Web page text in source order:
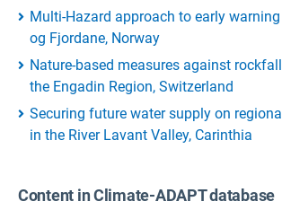
Multi-Hazard approach to early
og Fjordane, Norway
Nature-based measures against
the Engadin Region, Switzerland
Securing future water supply on
in the River Lavant Valley, Carinthia
Content in Climate-ADAPT database